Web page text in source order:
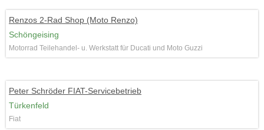
Renzos 2-Rad Shop (Moto Renzo)
Schöngeising
Motorrad Teilehandel- u. Werkstatt für Ducati und Moto Guzzi
Peter Schröder FIAT-Servicebetrieb
Türkenfeld
Fiat